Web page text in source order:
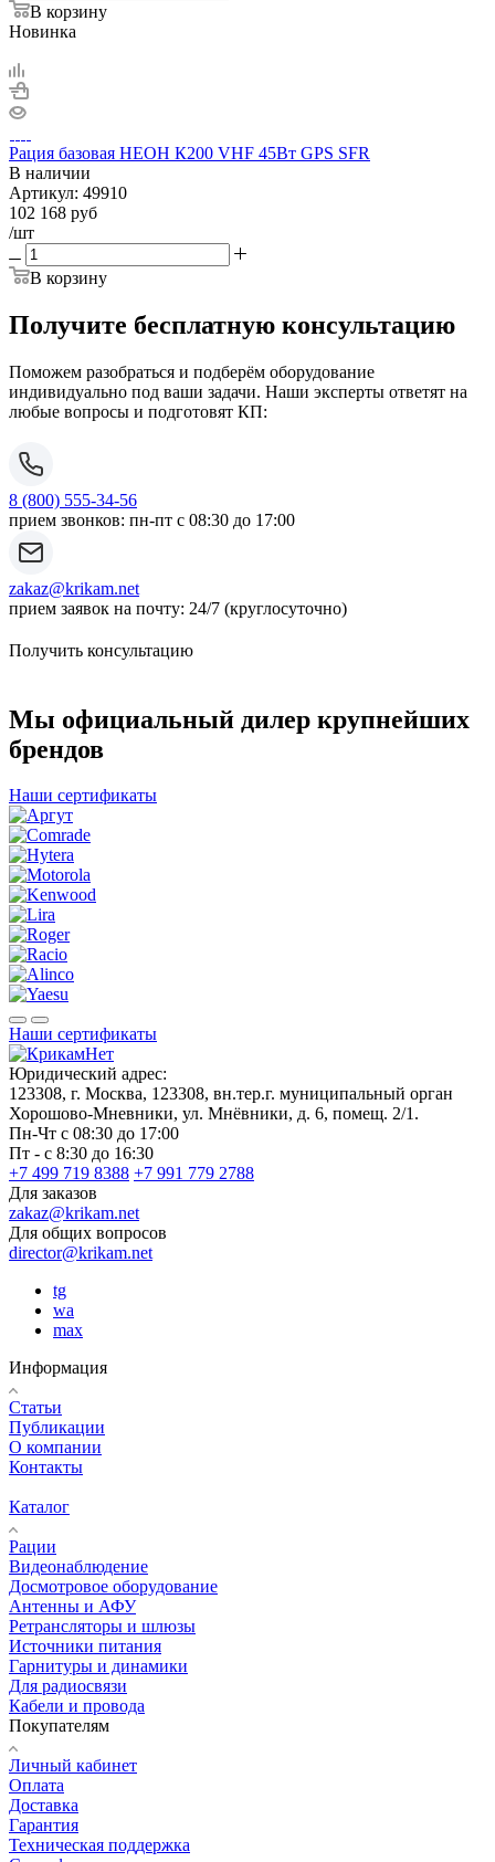
В корзину
Новинка
Рация базовая НЕОН К200 VHF 45Вт GPS SFR
В наличии
Артикул: 49910
102 168 руб
/шт
В корзину
Получите бесплатную консультацию
Поможем разобраться и подберём оборудование
индивидуально под ваши задачи. Наши эксперты ответят на
любые вопросы и подготовят КП:
8 (800) 555-34-56
прием звонков: пн-пт с 08:30 до 17:00
zakaz@krikam.net
прием заявок на почту: 24/7 (круглосуточно)
Получить консультацию
Мы официальный дилер крупнейших
брендов
Наши сертификаты
Наши сертификаты
Юридический адрес:
123308, г. Москва, 123308, вн.тер.г. муниципальный орган
Хорошово-Мневники, ул. Мнёвники, д. 6, помещ. 2/1.
Пн-Чт с 08:30 до 17:00
Пт - с 8:30 до 16:30
+7 499 719 8388 +7 991 779 2788
Для заказов
zakaz@krikam.net
Для общих вопросов
director@krikam.net
tg
wa
max
Информация
Статьи
Публикации
О компании
Контакты
Каталог
Рации
Видеонаблюдение
Досмотровое оборудование
Антенны и АФУ
Ретрансляторы и шлюзы
Источники питания
Гарнитуры и динамики
Для радиосвязи
Кабели и провода
Покупателям
Личный кабинет
Оплата
Доставка
Гарантия
Техническая поддержка